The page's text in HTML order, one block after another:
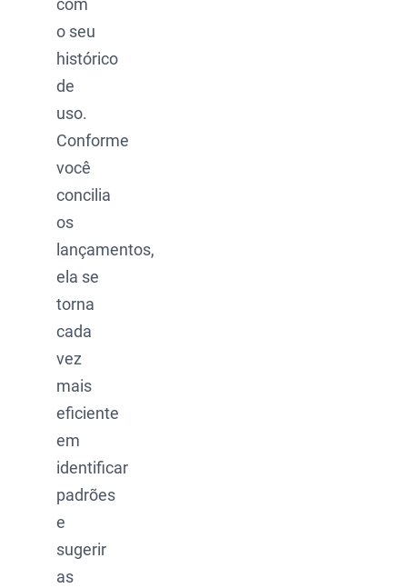
com
o seu
histórico
de
uso.
Conforme
você
concilia
os
lançamentos,
ela se
torna
cada
vez
mais
eficiente
em
identificar
padrões
e
sugerir
as